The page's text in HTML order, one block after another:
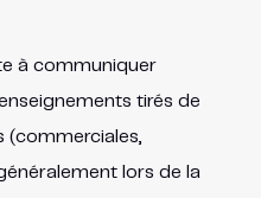
à communiquer
tirés de
(commerciales,
lors de la